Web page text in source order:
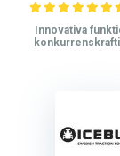
Innovativa